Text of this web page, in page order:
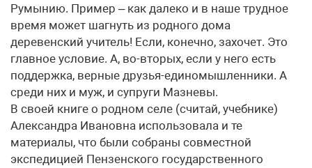
Румынию. Пример – как далеко и в наше трудное
время может шагнуть из родного дома
деревенский учитель! Если, конечно, захочет. Это
главное условие. А, во-вторых, если у него есть
поддержка, верные друзья-единомышленники. А
среди них и муж, и супруги Мазневы.
В своей книге о родном селе (считай, учебнике)
Александра Ивановна использовала и те
материалы, что были собраны совместной
экспедицией Пензенского государственного